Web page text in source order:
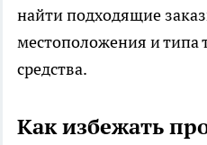
найти подходящие
местоположения и типа
средства.
Как избежать